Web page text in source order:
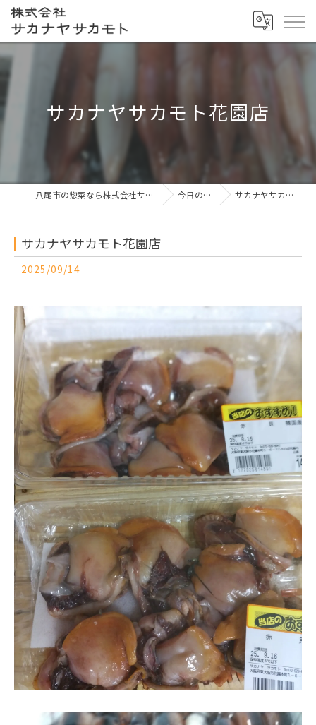
サカナヤサカモト花園店
八尾市の惣菜なら株式会社サカナヤサカモト 今日の一押し サカナヤサカモト花園店
サカナヤサカモト花園店
2025/09/14